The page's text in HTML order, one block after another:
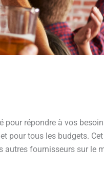
pour répondre à vos
pour tous les budgets.
autres fournisseurs sur le